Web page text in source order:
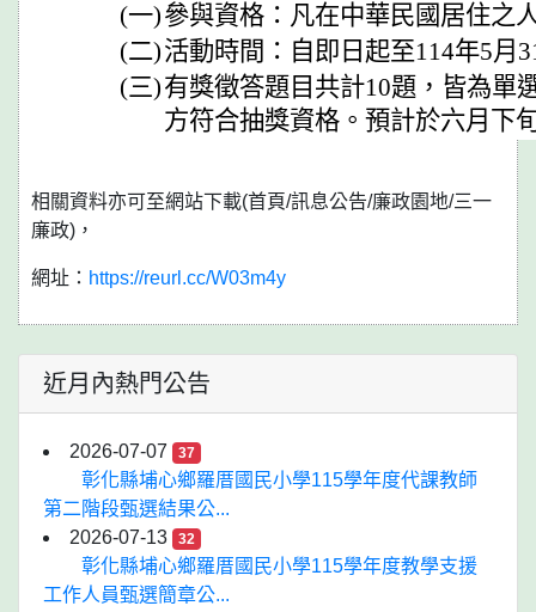
(一)參與資格：凡在中華民國居住之
(二)活動時間：自即日起至114年5月
(三)有獎徵答題目共計10題，皆為單
方符合抽獎資格。預計於六月下
相關資料亦可至網站下載(首頁/訊息公告/廉政園地/三一
廉政)，
網址： https://reurl.cc/W03m4y
近月內熱門公告
2026-07-07 37
彰化縣埔心鄉羅厝國民小學115學年度代課教師
第二階段甄選結果公...
2026-07-13
32
彰化縣埔心鄉羅厝國民小學115學年度教學支援
工作人員甄選簡章公...